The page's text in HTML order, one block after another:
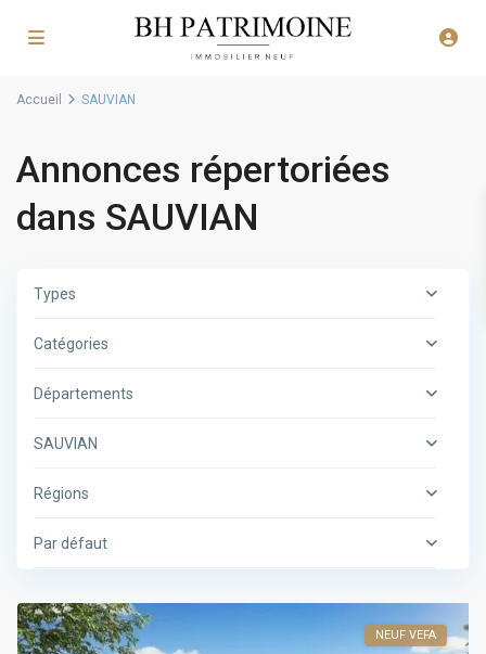
Accueil SAUVIAN
Annonces répertoriées
dans SAUVIAN
Types
Catégories
Départements
SAUVIAN
Régions
Par défaut
NEUF VEFA